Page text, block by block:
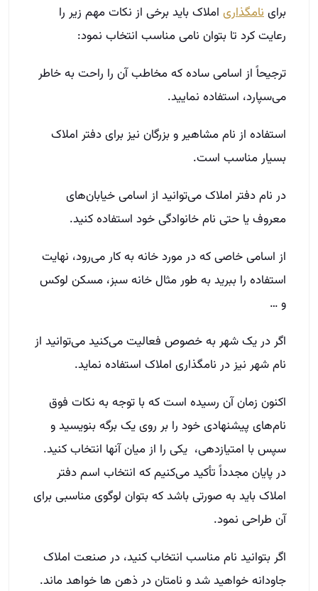
براینامگذاری املاک باید برخی از نکات مهم زیر را
رعایت کرد تا بتوان نامی مناسب انتخاب نمود:
ترجیحاً از اسامی ساده که مخاطب آن را راحت به خاطر
می‌سپارد، استفاده نمایید.
استفاده از نام مشاهیر و بزرگان نیز برای دفتر املاک
بسیار مناسب است.
در نام دفتر املاک می‌توانید از اسامی خیابان‌های
معروف یا حتی نام خانوادگی خود استفاده کنید.
از اسامی خاصی که در مورد خانه به کار می‌رود، نهایت
استفاده را ببرید به طور مثال خانه سبز، مسکن لوکس
و …
اگر در یک شهر به خصوص فعالیت می‌کنید می‌توانید از
نام شهر نیز در نامگذاری املاک استفاده نماید.
اکنون زمان آن رسیده است که با توجه به نکات فوق
نام‌های پیشنهادی خود را بر روی یک برگه بنویسید و
سپس با امتیازدهی، یکی را از میان آنها انتخاب کنید.
در پایان مجدداً تأکید می‌کنیم که انتخاب اسم دفتر
املاک باید به صورتی باشد که بتوان لوگوی مناسبی برای
آن طراحی نمود.
اگر بتوانید نام مناسب انتخاب کنید، در صنعت املاک
جاودانه خواهید شد و نامتان در ذهن ها خواهد ماند.